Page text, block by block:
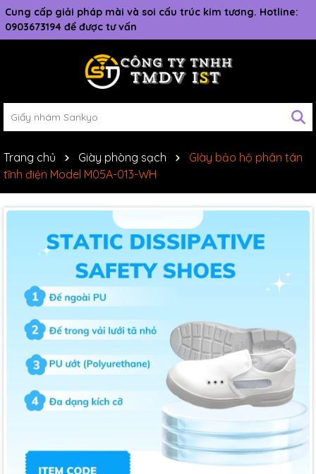
Cung cấp giải pháp mài và soi cấu trúc kim tương. Hotline:
0903673194 để được tư vấn
Trang chủ Giày phòng sạch
GIày bảo hộ phân tán
tĩnh điện Model M05A-013-WH